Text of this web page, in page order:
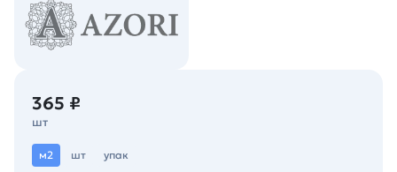
365 ₽
шт
м2 шт упак